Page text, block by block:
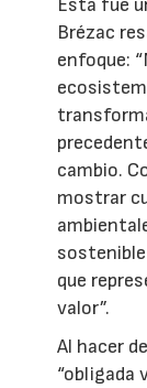
Esta fue
Brézac
enfoque:
cambio.
mostrar
que
valor”.
Al hacer
“obligada